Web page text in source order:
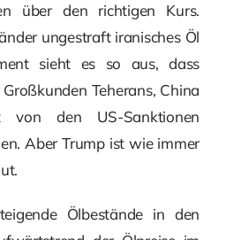
über den richtigen Kurs.
ungestraft iranisches Öl
sieht es so aus, dass
Teherans, China
von den US-Sanktionen
Aber Trump ist wie immer
Ölbestände in den